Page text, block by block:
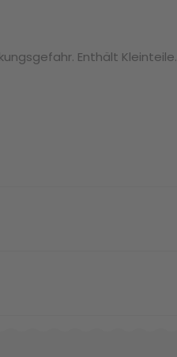
Enthält Kleinteile.